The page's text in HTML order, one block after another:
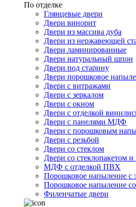
По отделке
Глянцевые двери
Двери винорит
Двери из массива дуба
Двери из нержавеющей
Двери ламинированные
Двери натуральный шпон
Двери под старину
Двери порошковое
Двери с витражами
Двери с зеркалом
Двери с окном
Двери с отделкой
Двери с панелями МДФ
Двери с порошковым
Двери с резьбой
Двери со стеклом
Двери со стеклопакетом и
МДФ с отделкой ПВХ
Порошковое напыление с
Порошковое напыление со
Филенчатые двери